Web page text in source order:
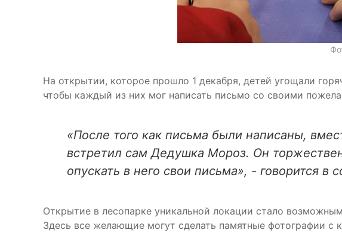
На открытии, которое прошло 1 декабря, детей угощали
чтобы каждый из них мог написать письмо со своими
«После того как письма были написаны,
встретил сам Дедушка Мороз. Он
опускать в него свои письма», - говорится в
Открытие в лесопарке уникальной локации стало
Здесь все желающие могут сделать памятные фотографии